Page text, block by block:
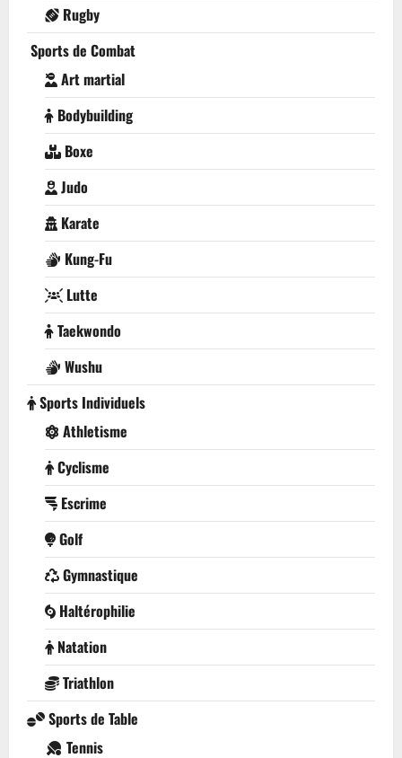
Rugby
Sports de Combat
Art martial
Bodybuilding
Boxe
Judo
Karate
Kung-Fu
Lutte
Taekwondo
Wushu
Sports Individuels
Athletisme
Cyclisme
Escrime
Golf
Gymnastique
Haltérophilie
Natation
Triathlon
Sports de Table
Tennis